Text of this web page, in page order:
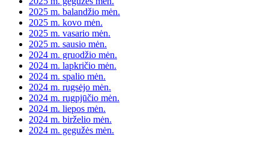
2025 m. balandžio mėn.
2025 m. kovo mėn.
2025 m. vasario mėn.
2025 m. sausio mėn.
2024 m. gruodžio mėn.
2024 m. lapkričio mėn.
2024 m. spalio mėn.
2024 m. rugsėjo mėn.
2024 m. rugpjūčio mėn.
2024 m. liepos mėn.
2024 m. birželio mėn.
2024 m. gegužės mėn.